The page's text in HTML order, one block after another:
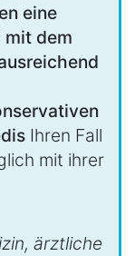
eine
mit dem
Ihren Fall
mit ihrer
ärztliche